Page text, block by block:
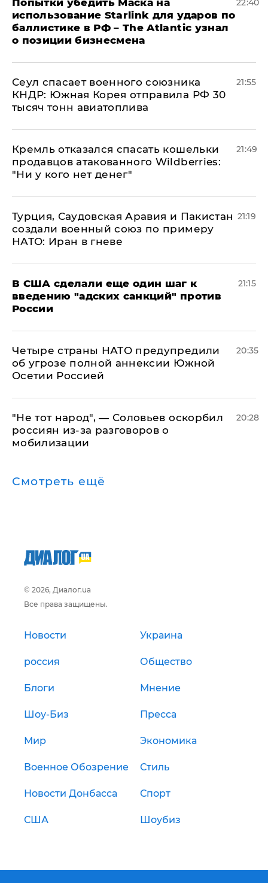
Попытки убедить Маска на
использование Starlink для ударов по
баллистике в РФ – The Atlantic узнал
о позиции бизнесмена
22:40
​Сеул спасает военного союзника
КНДР: Южная Корея отправила РФ 30
тысяч тонн авиатоплива
21:55
Кремль отказался спасать кошельки
продавцов атакованного Wildberries:
"Ни у кого нет денег"
21:49
Турция, Саудовская Аравия и Пакистан
создали военный союз по примеру
НАТО: Иран в гневе
21:19
В США сделали еще один шаг к
введению "адских санкций" против
России
21:15
Четыре страны НАТО предупредили
об угрозе полной аннексии Южной
Осетии Россией
20:35
​"Не тот народ", — Соловьев оскорбил
россиян из-за разговоров о
мобилизации
20:28
Смотреть ещё
© 2026, Диалог.ua
Все права защищены.
Новости Украина
россия Общество
Блоги Мнение
Шоу-Биз Пресса
Мир Экономика
Военное Обозрение Стиль
Новости Донбасса Спорт
США Шоубиз